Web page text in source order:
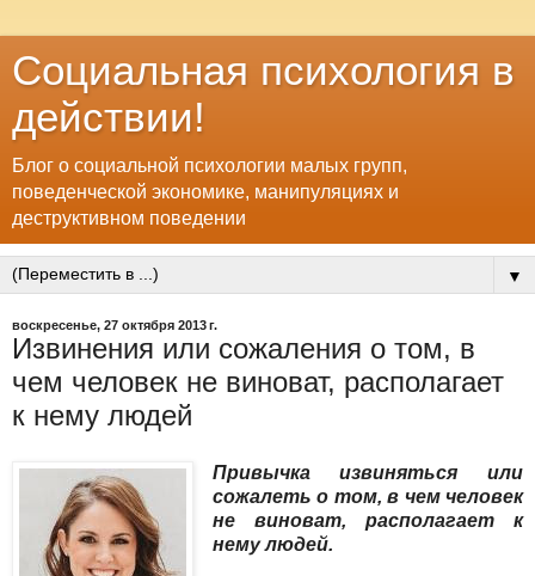
Социальная психология в
действии!
Блог о социальной психологии малых групп,
поведенческой экономике, манипуляциях и
деструктивном поведении
▼
воскресенье, 27 октября 2013 г.
Извинения или сожаления о том, в
чем человек не виноват, располагает
к нему людей
Привычка извиняться или
сожалеть о том, в чем человек
не виноват, располагает к
нему людей.